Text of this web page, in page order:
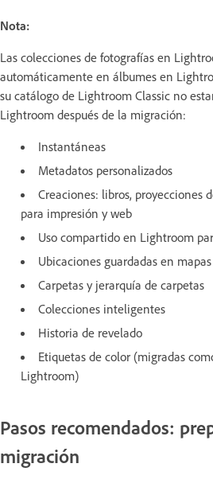
Nota:
Las colecciones de fotografías en
automáticamente en álbumes en
su catálogo de Lightroom Classic no
Lightroom después de la migración:
Instantáneas
Metadatos personalizados
Creaciones: libros, proyecciones
para impresión y web
Uso compartido en Lightroom
Ubicaciones guardadas en mapas
Carpetas y jerarquía de carpetas
Colecciones inteligentes
Historia de revelado
Etiquetas de color (migradas
Lightroom)
Pasos recomendados:
migración